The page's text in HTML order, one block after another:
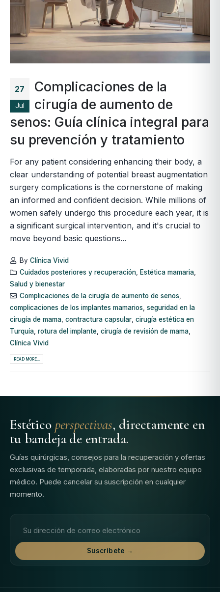
27
Jul
Complicaciones de la
cirugía de aumento de
senos: Guía clínica integral para
su prevención y tratamiento
For any patient considering enhancing their body, a
clear understanding of potential breast augmentation
surgery complications is the cornerstone of making
an informed and confident decision. While millions of
women safely undergo this procedure each year, it is
a significant surgical intervention, and it's crucial to
move beyond basic questions...
By Clínica Vivid
Cuidados posteriores y recuperación, Estética mamaria,
Salud y bienestar
Complicaciones de la cirugía de aumento de senos,
complicaciones de los implantes mamarios seguridad en la
cirugía de mama contractura capsular cirugía estética en
Turquía rotura del implante cirugía de revisión de mama
Clínica Vivid
READ MORE...
Estético perspectivas, directamente en
tu bandeja de entrada.
Guías quirúrgicas, consejos para la recuperación y ofertas
exclusivas de temporada, elaboradas por nuestro equipo
médico. Puede cancelar su suscripción en cualquier
momento.
Suscríbete →